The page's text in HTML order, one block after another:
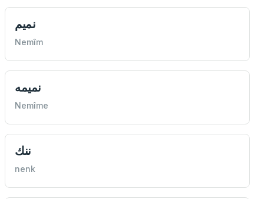
نميم
Nemîm
نميمه
Nemîme
ننك
nenk